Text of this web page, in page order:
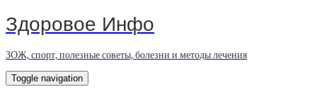
Здоровое Инфо
ЗОЖ, спорт, полезные советы, болезни и методы лечения
Toggle navigation